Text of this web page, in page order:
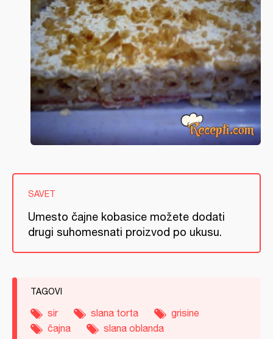
SAVET
Umesto čajne kobasice možete dodati
drugi suhomesnati proizvod po ukusu.
TAGOVI
sir slana torta
grisine
čajna
slana oblanda